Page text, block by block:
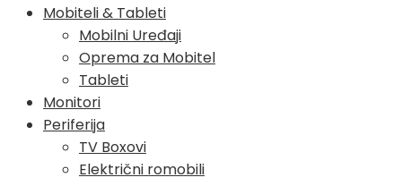
Mobiteli & Tableti
Mobilni Uređaji
Oprema za Mobitel
Tableti
Monitori
Periferija
TV Boxovi
Električni romobili